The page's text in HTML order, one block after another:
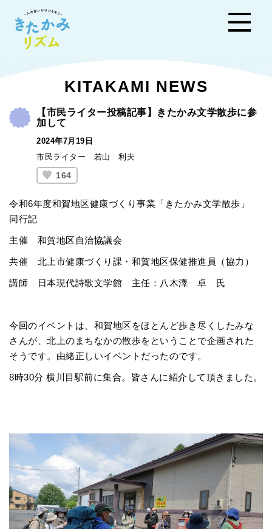
きた
リズ
ム
KITAKAMI NEWS
【市民ライター投稿記事】きたかみ文学散歩に参
加して
2024年7月19日
市民ライター 若山 利夫
164
令和6年度和賀地区健康づくり事業「きたかみ文学散歩」
同行記
主催 和賀地区自治協議会
共催 北上市健康づくり課・和賀地区保健推進員（協力）
講師 日本現代詩歌文学館 主任：八木澤 卓 氏
今回のイベントは、和賀地区をほとんど歩き尽くしたみな
さんが、北上のまちなかの散歩をということで企画された
そうです。由緒正しいイベントだったのです。
8時30分 横川目駅前に集合。皆さんに紹介して頂きました。